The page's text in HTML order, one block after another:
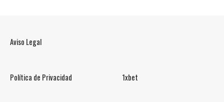
Aviso Legal
Política de Privacidad 1xbet